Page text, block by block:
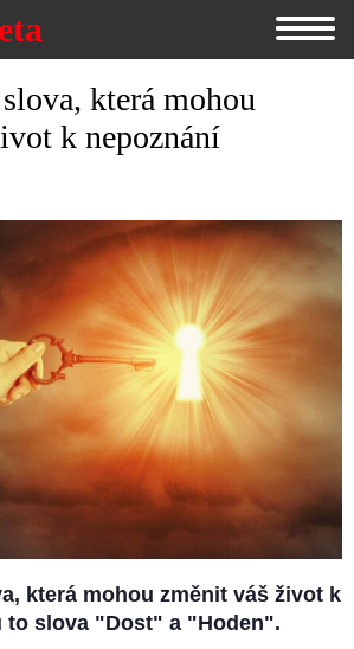
která mohou
k nepoznání
která mohou změnit váš život k
to slova "Dost" a "Hoden".